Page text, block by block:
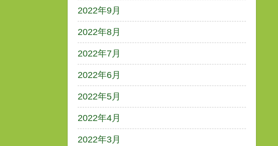
2022年9月
2022年8月
2022年7月
2022年6月
2022年5月
2022年4月
2022年3月